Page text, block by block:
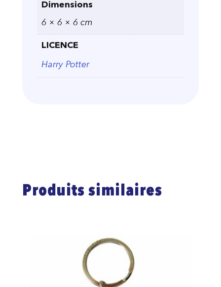
Dimensions
6 × 6 × 6 cm
LICENCE
Harry Potter
Produits similaires